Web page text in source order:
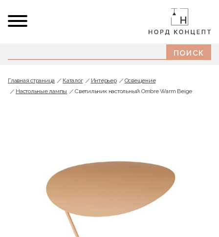
Главная страница Каталог Интерьер
Освещение
Настольные лампы
Светильник настольный Ombre Warm Beige